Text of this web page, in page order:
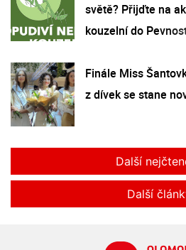
světě? Přijďte na
kouzelní do
Finále Miss
z dívek se stane
Další
Další